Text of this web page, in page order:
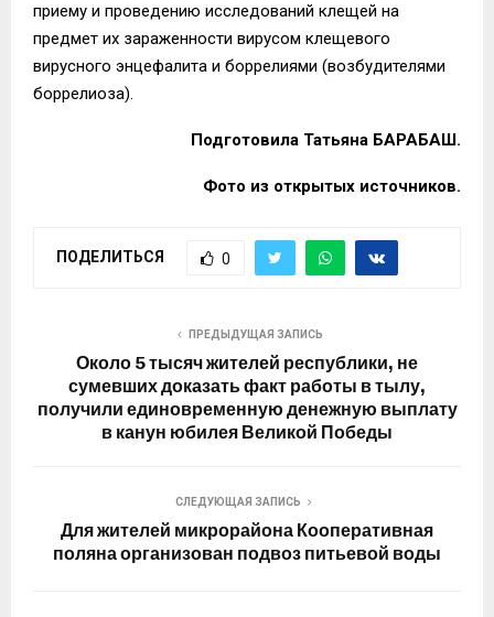
приему и проведению исследований клещей на
предмет их зараженности вирусом клещевого
вирусного энцефалита и боррелиями (возбудителями
боррелиоза).
Подготовила Татьяна БАРАБАШ.
Фото из открытых источников.
ПОДЕЛИТЬСЯ 0
ПРЕДЫДУЩАЯ ЗАПИСЬ
Около 5 тысяч жителей республики, не
сумевших доказать факт работы в тылу,
получили единовременную денежную выплату
в канун юбилея Великой Победы
СЛЕДУЮЩАЯ ЗАПИСЬ
Для жителей микрорайона Кооперативная
поляна организован подвоз питьевой воды